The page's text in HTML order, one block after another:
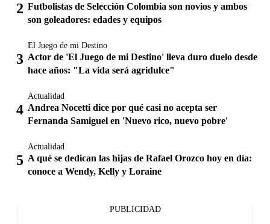
Futbolistas de Selección Colombia son novios y ambos
son goleadores: edades y equipos
El Juego de mi Destino
Actor de 'El Juego de mi Destino' lleva duro duelo desde
hace años: "La vida será agridulce"
Actualidad
Andrea Nocetti dice por qué casi no acepta ser
Fernanda Samiguel en 'Nuevo rico, nuevo pobre'
Actualidad
A qué se dedican las hijas de Rafael Orozco hoy en día:
conoce a Wendy, Kelly y Loraine
PUBLICIDAD